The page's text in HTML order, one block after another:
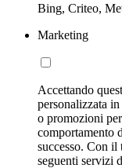
Bing, Criteo,
Marketing
Accettando
personalizzata
o promozioni
comportamento
successo. Con il
seguenti servizi